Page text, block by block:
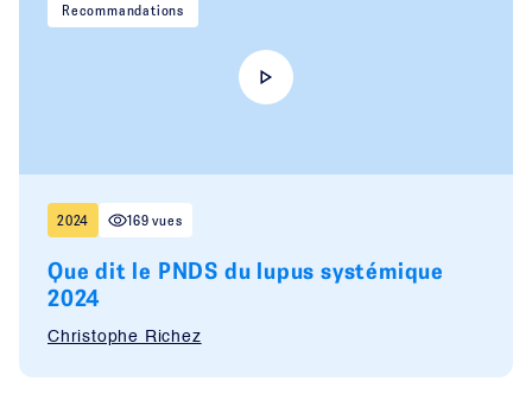
Recommandations
2024 169 vues
Que dit le PNDS du lupus systémique
2024
Christophe Richez